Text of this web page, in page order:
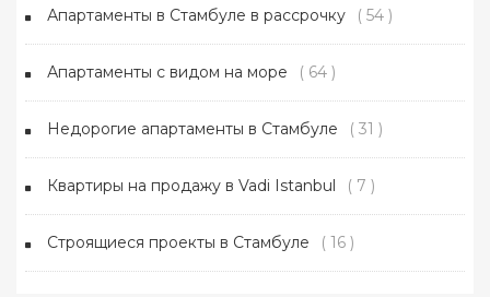
Апартаменты в Стамбуле в рассрочку ( 54 )
Апартаменты с видом на море ( 64 )
Недорогие апартаменты в Стамбуле ( 31 )
Квартиры на продажу в Vadi Istanbul ( 7 )
Строящиеся проекты в Стамбуле ( 16 )